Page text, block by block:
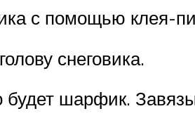
с помощью клея-
снеговика.
шарфик.